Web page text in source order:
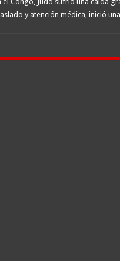
y atención médica, inició una